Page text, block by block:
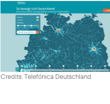
Credits: Telefónica Deutschland